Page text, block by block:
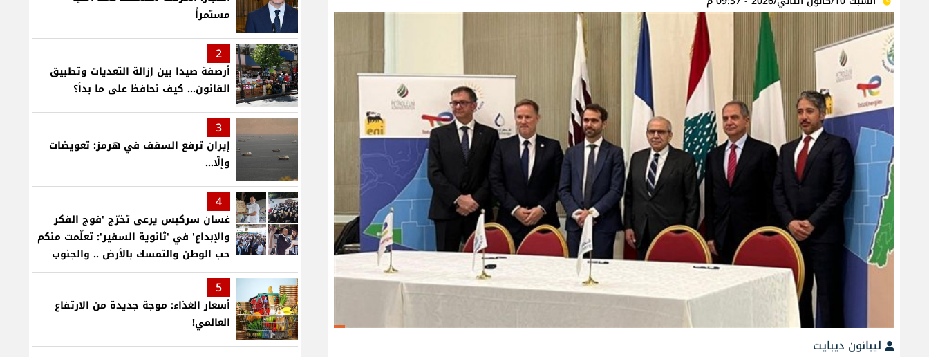
ليبانون ديبايت
مستمراً
2
أرصفة صيدا بين إزالة التعديات وتطبيق
القانون... كيف نحافظ على ما بدأ؟
3
إيران ترفع السقف في هرمز: تعويضات
وإلّا...
4
غسان سركيس يرعى تخرّج 'فوج الفكر
والإبداع' في 'ثانوية السفير': تعلّمت منكم
حب الوطن والتمسك بالأرض .. والجنوب
هو عزة وكرامة لبنان
5
أسعار الغذاء: موجة جديدة من الارتفاع
العالمي!